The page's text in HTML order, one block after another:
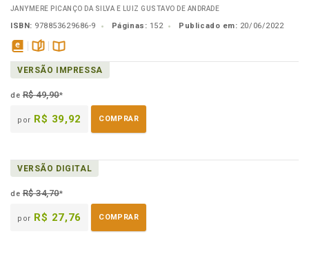
JANYMERE PICANÇO DA SILVA E LUIZ GUSTAVO DE ANDRADE
ISBN: 978853629686-9 Páginas: 152 Publicado em: 20/06/2022
disponível
em
páginasDisponível
na
VERSÃO IMPRESSA
deR$ 49,90*
por R$ 39,92 COMPRAR
VERSÃO DIGITAL
deR$ 34,70*
por R$ 27,76 COMPRAR